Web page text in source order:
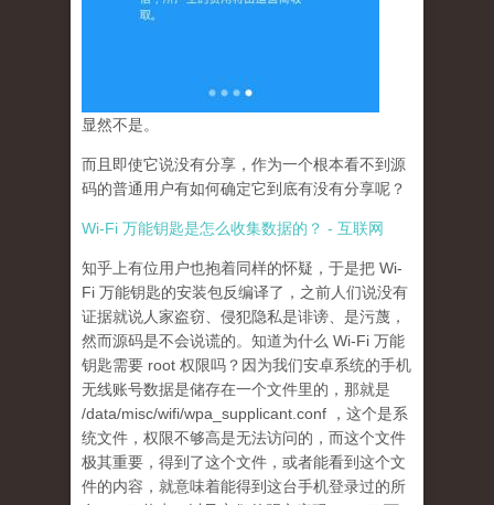
显然不是。
而且即使它说没有分享，作为一个根本看不到源
码的普通用户有如何确定它到底有没有分享呢？
Wi-Fi 万能钥匙是怎么收集数据的？ - 互联网
知乎上有位用户也抱着同样的怀疑，于是把 Wi-
Fi 万能钥匙的安装包反编译了，之前人们说没有
证据就说人家盗窃、侵犯隐私是诽谤、是污蔑，
然而源码是不会说谎的。知道为什么 Wi-Fi 万能
钥匙需要 root 权限吗？因为我们安卓系统的手机
无线账号数据是储存在一个文件里的，那就是
/data/misc/wifi/wpa_supplicant.conf ，这个是系
统文件，权限不够高是无法访问的，而这个文件
极其重要，得到了这个文件，或者能看到这个文
件的内容，就意味着能得到这台手机登录过的所